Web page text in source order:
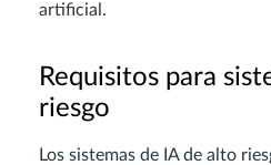
artificial.
Requisitos para
riesgo
Los sistemas de IA de alto